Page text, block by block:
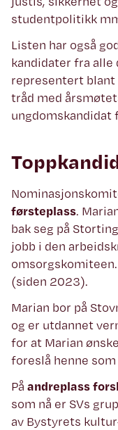
studentpolitikk
Listen har også
kandidater fra alle
representert blant
tråd med
ungdomskandidat
førsteplass.
bak seg på
jobb i den
(siden 2023).
Marian bor på
og er utdannet
for at Marian
foreslå henne
På andreplass
som nå er SVs
av Bystyrets